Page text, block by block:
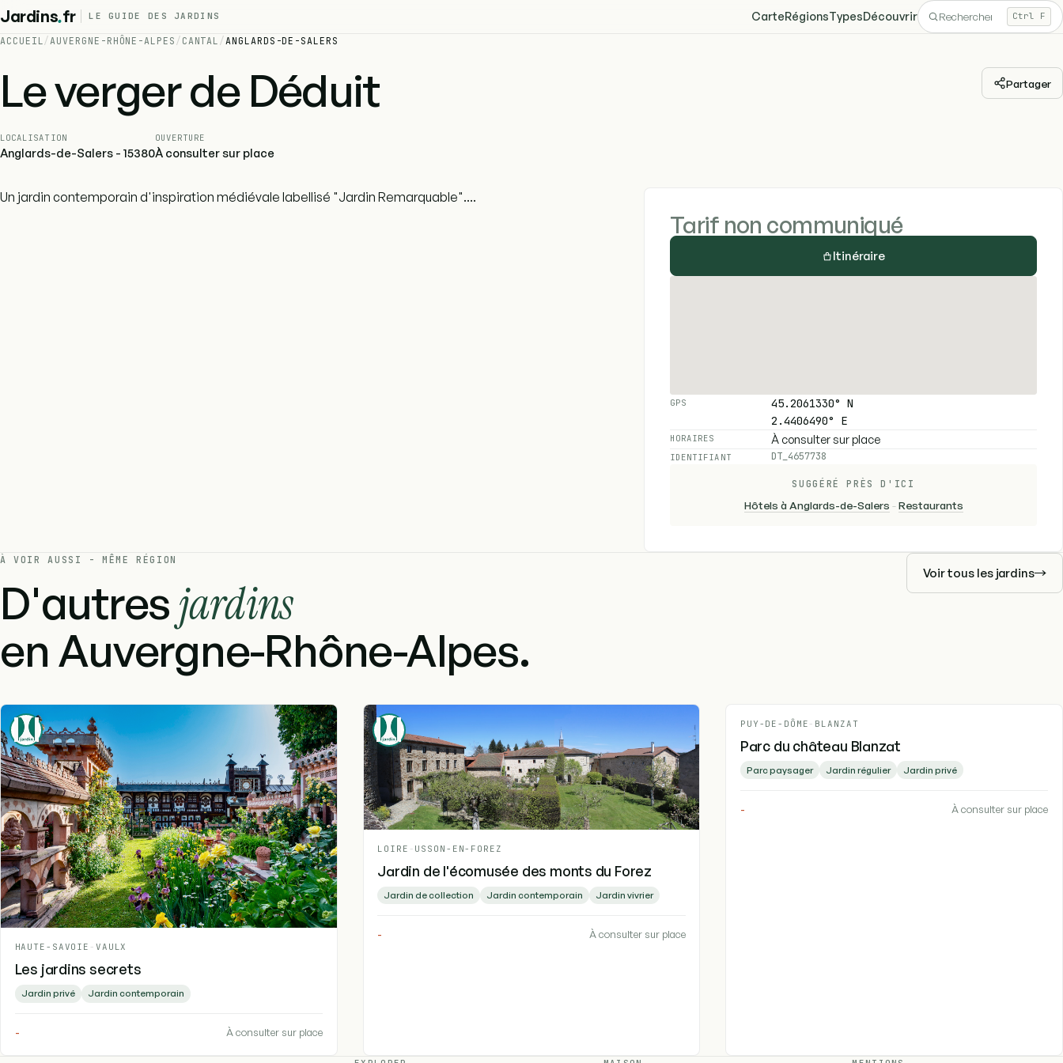
Jardins.fr LE GUIDE DES JARDINS CarteRégionsTypesDécouvrir Ctrl F
ACCUEIL / AUVERGNE-RHÔNE-ALPES / CANTAL / ANGLARDS-DE-SALERS
Le verger de Déduit Partager
LOCALISATION
Anglards-de-Salers - 15380
OUVERTURE
À consulter sur place
Un jardin contemporain d'inspiration médiévale labellisé "Jardin Remarquable"....
Tarif non communiqué
Itinéraire
GPS
45.2061330° N
2.4406490° E
HORAIRES À consulter sur place
IDENTIFIANT DT_4657738
SUGGÉRÉ PRÈS D'ICI
Hôtels à Anglards-de-Salers -Restaurants
À VOIR AUSSI - MÊME RÉGION
D'autresjardins
en Auvergne-Rhône-Alpes.
Voir tous les jardins
HAUTE-SAVOIE - VAULX
Les jardins secrets
Jardin privé Jardin contemporain
- À consulter sur place
LOIRE - USSON-EN-FOREZ
Jardin de l'écomusée des monts du Forez
Jardin de collection Jardin contemporain Jardin vivrier
- À consulter sur place
PUY-DE-DÔME - BLANZAT
Parc du château Blanzat
Parc paysager Jardin régulier Jardin privé
- À consulter sur place